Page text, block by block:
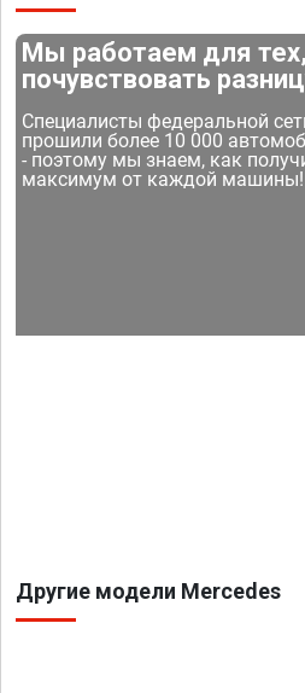
Мы работаем для
почувствовать
Специалисты федеральной
прошили более 10 000
- поэтому мы знаем, как
максимум от каждой машины!
Другие модели Mercedes